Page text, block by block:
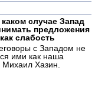
случае Запад
предложения
слабость
с Западом не
ими как наша
Михаил Хазин.